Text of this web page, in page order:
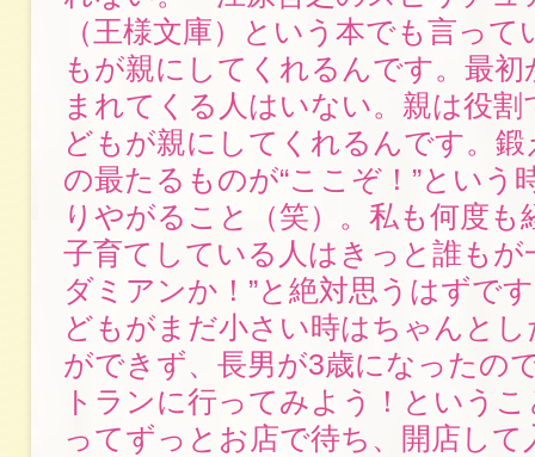
（王様文庫）という本でも言っ
もが親にしてくれるんです。最初
まれてくる人はいない。親は役
どもが親にしてくれるんです。
の最たるものが“ここぞ！”という
りやがること（笑）。私も何度も
子育てしている人はきっと誰もが
ダミアンか！”と絶対思うはずで
どもがまだ小さい時はちゃんと
ができず、長男が3歳になったの
トランに行ってみよう！という
ってずっとお店で待ち、開店して